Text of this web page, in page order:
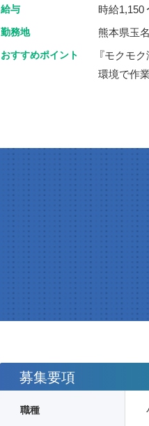
給与 時給1,150
勤務地 熊本県玉
おすすめポイント
『モクモ
環境で作
募集要項
職種